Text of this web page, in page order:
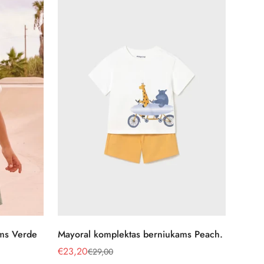
Verde
Pasirinkite parinktis
Mayoral komplektas berniukams Peach.
Pardavimo
€23,20
Reguliari€29,00